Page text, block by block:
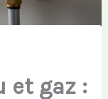
et gaz :